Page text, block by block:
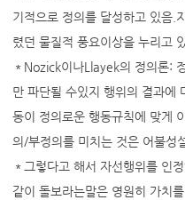
기적으로 정의를 달성하고 있음.
렸던 물질적 풍요이상을 누리고
＊Nozick이나Llayek의 정의론:
만 파단될 수있지 행위의 결과에
동이 정의로운 행동규칙에 맞게
의/부정의를 미치는 것은 어불성
＊그렇다고 해서 자선행위를 인
같이 돌보라는말은 영원히 가치